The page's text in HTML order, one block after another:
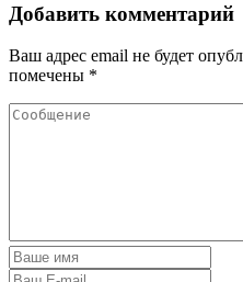
Добавить комментарий
Ваш адрес email не будет
помечены *